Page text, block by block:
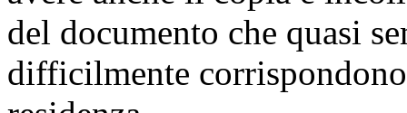
del documento che quasi
difficilmente